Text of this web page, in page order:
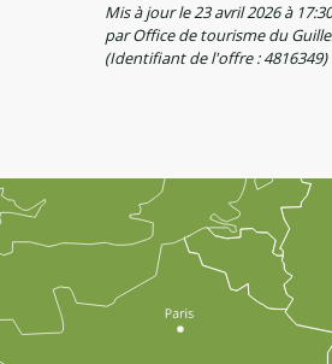
Mis à jour le 23 avril 2026 à 17:30
par Office de tourisme du
(Identifiant de l'offre :4816349)